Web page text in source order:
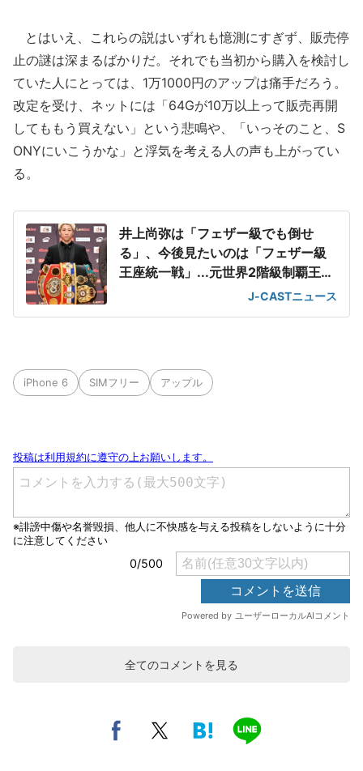
とはいえ、これらの説はいずれも憶測にすぎず、販売停
止の謎は深まるばかりだ。それでも当初から購入を検討し
ていた人にとっては、1万1000円のアップは痛手だろう。
改定を受け、ネットには「64Gが10万以上って販売再開
してももう買えない」という悲鳴や、「いっそのこと、S
ONYにいこうかな」と浮気を考える人の声も上がってい
る。
井上尚弥は「フェザー級でも倒せ
る」、今後見たいのは「フェザー級
王座統一戦」...元世界2階級制覇王者
J-CASTニュース
iPhone 6 SIMフリー アップル
全てのコメントを見る